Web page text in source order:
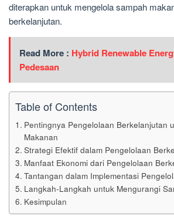
diterapkan untuk mengelola sampah
berkelanjutan.
Read More : Hybrid Renewable
Pedesaan
Table of Contents
Pentingnya Pengelolaan Berkelanjutan
Makanan
Strategi Efektif dalam Pengelolaan
Manfaat Ekonomi dari Pengelolaan
Tantangan dalam Implementasi
Langkah-Langkah untuk Mengurangi
Kesimpulan